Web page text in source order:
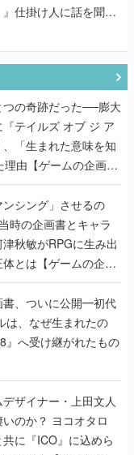
』仕掛け人に話を聞い
つの奇跡だった──膨大
テイルズ オブ ジ ア
「生まれた意味を知
理由【ゲームの企画
シング」させるの
時の企画書とキャラ
秋敏がRPGに生み出
とは【ゲームの企画
書、ついに公開━初代
は、なぜ生まれたの
』へ受け継がれたもの
ザイナー・上田文人
のか？ ヨコオタロ
に『ICO』に込めら